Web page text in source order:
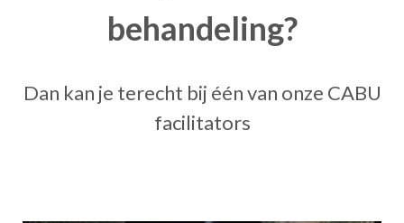
behandeling?
Dan kan je terecht bij één van onze CABU
facilitators